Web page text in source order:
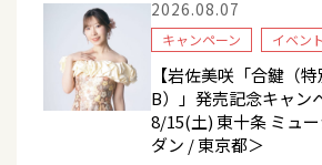
2026.08.07
キャンペーン イベント
【岩佐美咲「合鍵（
B）」発売記念キャン
8/15(土) 東十条 ミュ
ダン / 東京都＞